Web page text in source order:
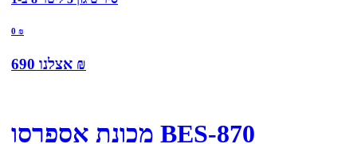
0 ₪
אצלנו 690 ₪
מכונת אספרסו BES-870